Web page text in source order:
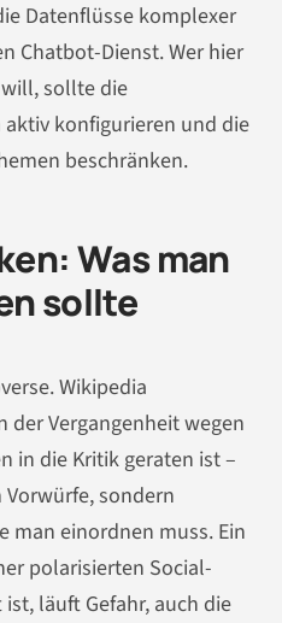
Datenflüsse komplexer
Chatbot-Dienst. Wer hier
sollte die
konfigurieren und die
beschränken.
Was man
sollte
Wikipedia
der Vergangenheit wegen
in die Kritik geraten ist –
sondern
man einordnen muss. Ein
polarisierten Social-
läuft Gefahr, auch die